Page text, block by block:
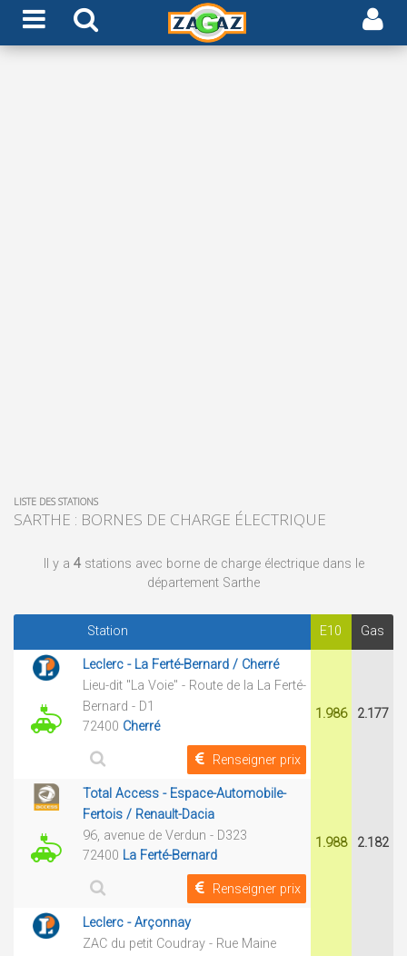
LISTE DES STATIONS
SARTHE : BORNES DE CHARGE ÉLECTRIQUE
Il y a 4stations avec borne de charge électrique dans le
département Sarthe
Station E10 Gas
Leclerc - La Ferté-Bernard / Cherré
Lieu-dit "La Voie" - Route de la La Ferté-
Bernard - D1
72400 Cherré
Renseigner prix
1.986 2.177
Total Access - Espace-Automobile-
Fertois / Renault-Dacia
96, avenue de Verdun - D323
72400 La Ferté-Bernard
Renseigner prix
1.988 2.182
Leclerc - Arçonnay
ZAC du petit Coudray - Rue Maine